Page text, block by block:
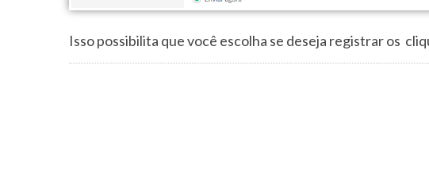
Isso possibilita que você escolha se deseja registrar os